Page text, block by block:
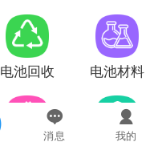
消息 我的
电池回收 电池材料